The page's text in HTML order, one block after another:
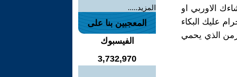
الاوربي او
عليك البكاء
الذي يحمي
المزيد.....
المعجبين بنا على
الفيسبوك
3,732,970